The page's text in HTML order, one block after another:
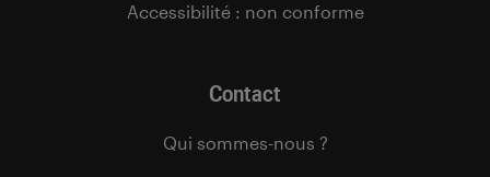
Accessibilité : non conforme
Contact
Qui sommes-nous ?